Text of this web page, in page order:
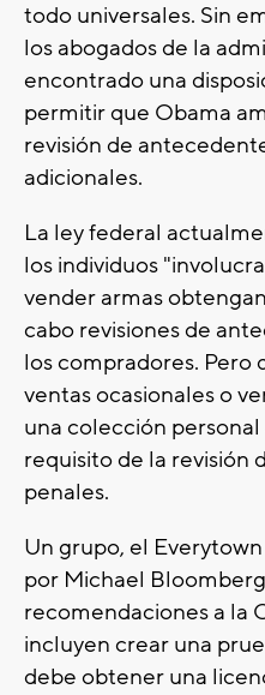
todo universales. Sin
los abogados de la
encontrado una
permitir que Obama
revisión de
adicionales.
La ley federal
los individuos
vender armas
cabo revisiones de
los compradores. Pero
ventas ocasionales o
una colección
requisito de la revisión
penales.
Un grupo, el
por Michael
recomendaciones a la
incluyen crear una
debe obtener una